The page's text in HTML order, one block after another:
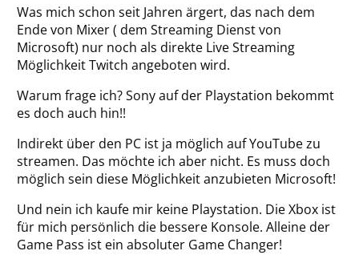
Über mich
Was mich schon seit Jahren ärgert, das nach dem
Ende von Mixer ( dem Streaming Dienst von
Microsoft) nur noch als direkte Live Streaming
Möglichkeit Twitch angeboten wird.
Warum frage ich? Sony auf der Playstation bekommt
es doch auch hin!!
Indirekt über den PC ist ja möglich auf YouTube zu
streamen. Das möchte ich aber nicht. Es muss doch
möglich sein diese Möglichkeit anzubieten Microsoft!
Und nein ich kaufe mir keine Playstation. Die Xbox ist
für mich persönlich die bessere Konsole. Alleine der
Game Pass ist ein absoluter Game Changer!